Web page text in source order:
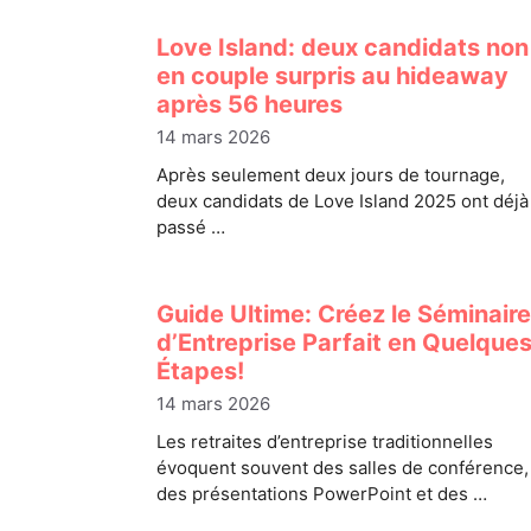
Love Island: deux candidats non
en couple surpris au hideaway
après 56 heures
14 mars 2026
Après seulement deux jours de tournage,
deux candidats de Love Island 2025 ont déjà
passé …
Guide Ultime: Créez le Séminaire
d’Entreprise Parfait en Quelques
Étapes!
14 mars 2026
Les retraites d’entreprise traditionnelles
évoquent souvent des salles de conférence,
des présentations PowerPoint et des …